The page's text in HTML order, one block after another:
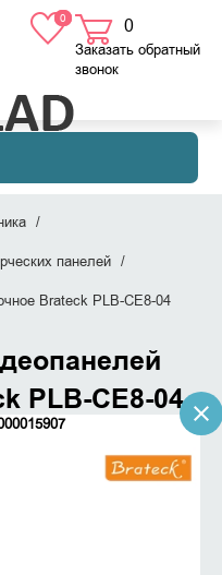
0 0
в корзине
Заказать обратный
звонок
панелей
Brateck PLB-CE8-04
PLB-CE8-04